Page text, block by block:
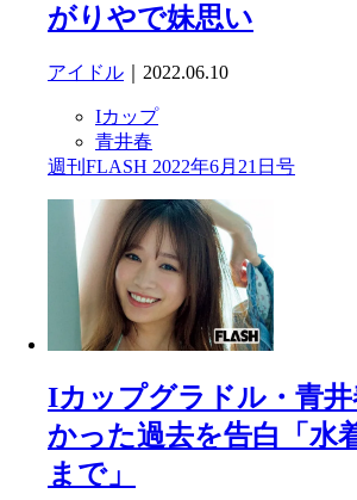
がりやで妹思い
アイドル ｜2022.06.10
Iカップ
青井春
週刊FLASH 2022年6月21日号
Iカップグラドル・青
かった過去を告白「水
まで」